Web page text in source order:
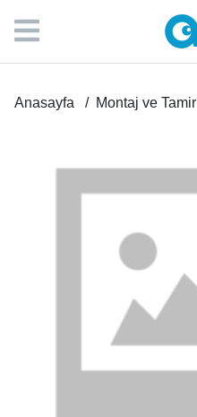
Anasayfa Montaj ve Tamir